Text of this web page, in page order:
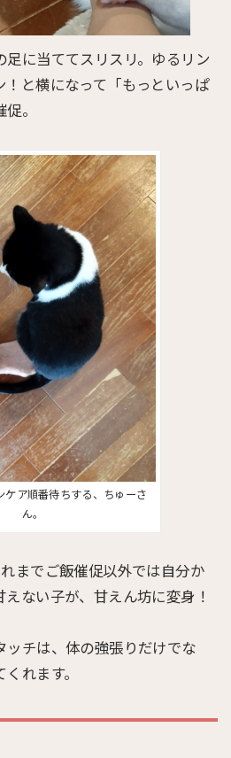
足に当ててスリスリ。ゆるリン
！と横になって「もっといっぱ
。
ケア順番待ちする、ちゅーさ
ん。
までご飯催促以外では自分か
えない子が、甘えん坊に変身！
ッチは、体の強張りだけでな
れます。